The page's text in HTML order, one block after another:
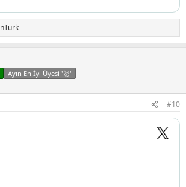
Ayın En İyi Üyesi '🥇'
#10